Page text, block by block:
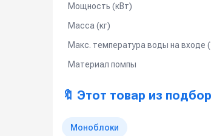
Мощность (кВт)
Масса (кг)
Макс. температура воды на входе
Материал помпы
🔖 Этот товар из
Моноблоки